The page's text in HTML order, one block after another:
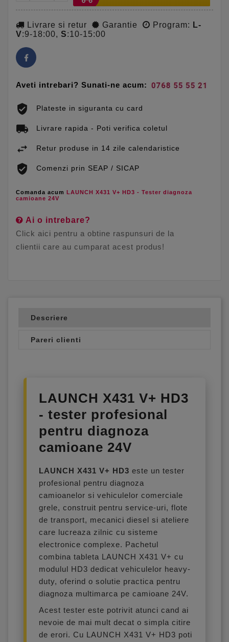
Livrare si retur Garantie Program: L-
V:9-18:00, S:10-15:00
Aveti intrebari? Sunati-ne acum:
Plateste in siguranta cu card
Livrare rapida - Poti verifica coletul
Retur produse in 14 zile calendaristice
Comenzi prin SEAP / SICAP
Comanda acum LAUNCH X431 V+ HD3 - Tester diagnoza
camioane 24V
Ai o intrebare?
Click aici pentru a obtine raspunsuri de la
clientii care au cumparat acest produs!
Descriere
Pareri clienti
LAUNCH X431 V+ HD3
- tester profesional
pentru diagnoza
camioane 24V
LAUNCH X431 V+ HD3 este un tester
profesional pentru diagnoza
camioanelor si vehiculelor comerciale
grele, construit pentru service-uri, flote
de transport, mecanici diesel si ateliere
care lucreaza zilnic cu sisteme
electronice complexe. Pachetul
combina tableta LAUNCH X431 V+ cu
modulul HD3 dedicat vehiculelor heavy-
duty, oferind o solutie practica pentru
diagnoza multimarca pe camioane 24V.
Acest tester este potrivit atunci cand ai
nevoie de mai mult decat o simpla citire
de erori. Cu LAUNCH X431 V+ HD3 poti